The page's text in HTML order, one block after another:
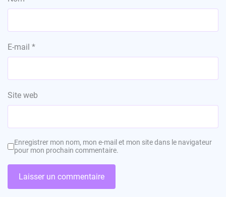
E-mail *
Site web
Enregistrer mon nom, mon e-mail et mon site dans le navigateur
pour mon prochain commentaire.